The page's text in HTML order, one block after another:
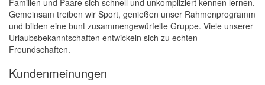
Familien und Paare sich schnell und unkompliziert kennen lernen.
Gemeinsam treiben wir Sport, genießen unser Rahmenprogramm
und bilden eine bunt zusammengewürfelte Gruppe. Viele unserer
Urlaubsbekanntschaften entwickeln sich zu echten
Freundschaften.
Kundenmeinungen